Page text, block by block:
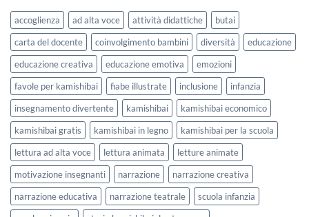
Settembre
2026
lavorare
sull’accoglienza
a
scuola
accoglienza ad alta voce attività didattiche
butai
carta del docente
coinvolgimento bambini diversità
educazione
educazione creativa
educazione emotiva
emozioni
favole per kamishibai
fiabe illustrate inclusione
infanzia
insegnamento divertente
kamishibai
kamishibai economico
kamishibai gratis
kamishibai in legno
kamishibai per la scuola
lettura ad alta voce
lettura animata
letture animate
motivazione insegnanti
narrazione
narrazione creativa
narrazione educativa
narrazione teatrale
scuola infanzia